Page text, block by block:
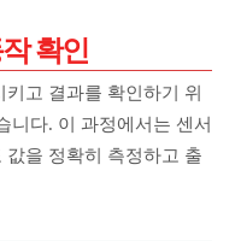
확인
고 결과를 확인하기 위
니다. 이 과정에서는 센서
을 정확히 측정하고 출